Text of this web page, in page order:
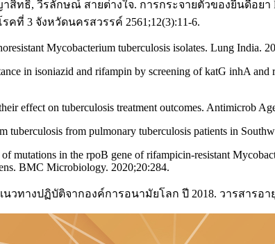
, วีรลักษณ์ สายต่างใจ. การกระจายตัวของยีนดื้อยา
ที่ 3 จังหวัดนครสวรรค์ 2561;12(3):11-6.
Mycobacterium tuberculosis isolates. Lung India.
in isoniazid and rifampin by screening of katG inhA
effect on tuberculosis treatment outcomes. Antimicrob
tuberculosis from pulmonary tuberculosis patients in
mutations in the rpoB gene of rifampicin-resistant
BMC Microbiology. 2020;20:284.
ทางปฏิบัติจากองค์การอนามัยโลก ปี 2018. วารสารอา